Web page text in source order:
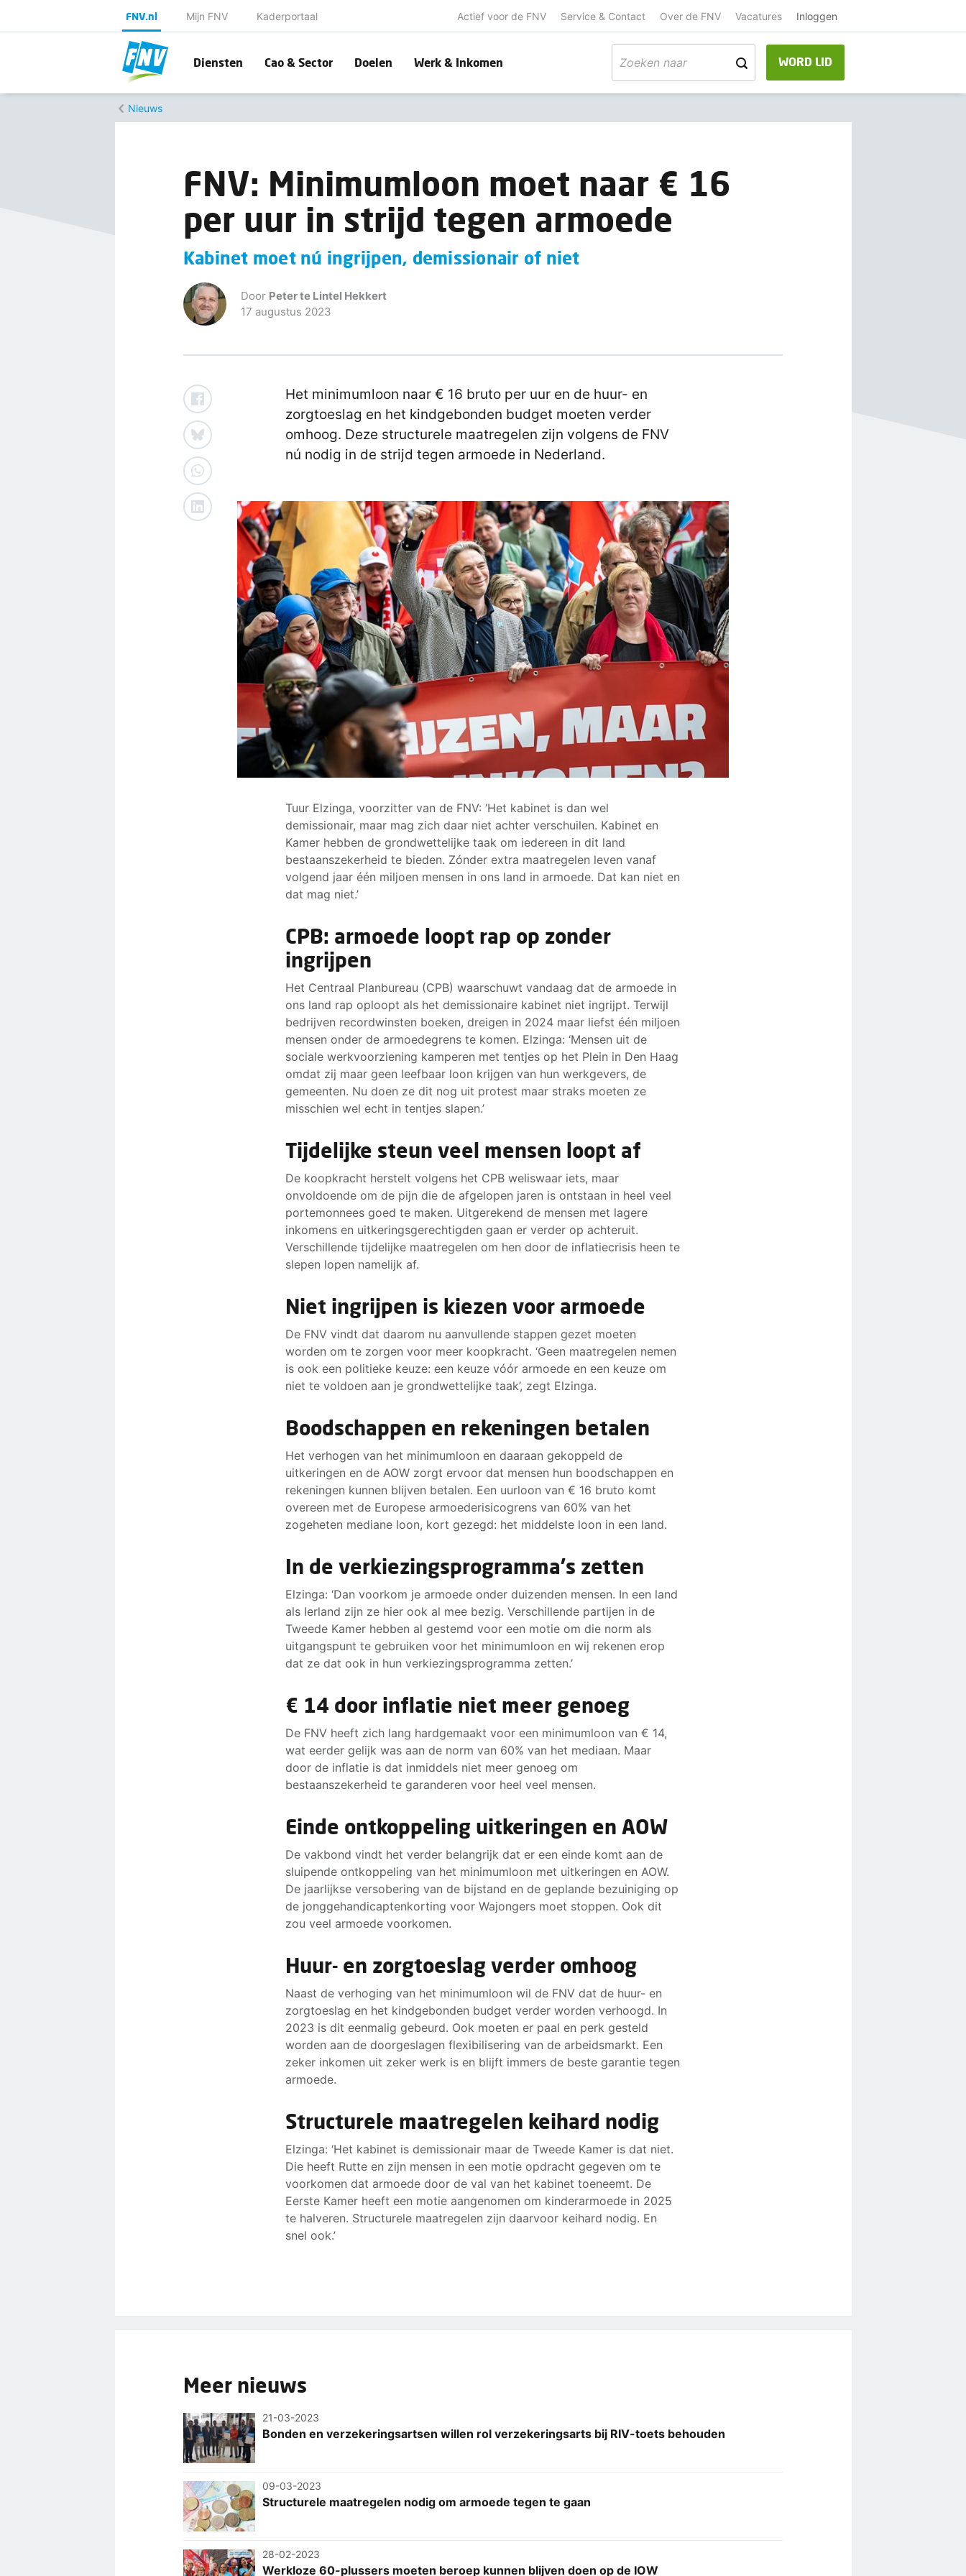
FNV.nl Mijn FNV Kaderportaal Actief voor de FNV Service & Contact Over de FNV Vacatures Inloggen
Diensten Cao & Sector Doelen Werk & Inkomen WORD LID
Nieuws
FNV: Minimumloon moet naar € 16
per uur in strijd tegen armoede
Kabinet moet nú ingrijpen, demissionair of niet
Door Peter te Lintel Hekkert
17 augustus 2023
Het minimumloon naar € 16 bruto per uur en de huur- en
zorgtoeslag en het kindgebonden budget moeten verder
omhoog. Deze structurele maatregelen zijn volgens de FNV
nú nodig in de strijd tegen armoede in Nederland.
Tuur Elzinga, voorzitter van de FNV: ‘Het kabinet is dan wel
demissionair, maar mag zich daar niet achter verschuilen. Kabinet en
Kamer hebben de grondwettelijke taak om iedereen in dit land
bestaanszekerheid te bieden. Zónder extra maatregelen leven vanaf
volgend jaar één miljoen mensen in ons land in armoede. Dat kan niet en
dat mag niet.’
CPB: armoede loopt rap op zonder
ingrijpen
Het Centraal Planbureau (CPB) waarschuwt vandaag dat de armoede in
ons land rap oploopt als het demissionaire kabinet niet ingrijpt. Terwijl
bedrijven recordwinsten boeken, dreigen in 2024 maar liefst één miljoen
mensen onder de armoedegrens te komen. Elzinga: ‘Mensen uit de
sociale werkvoorziening kamperen met tentjes op het Plein in Den Haag
omdat zij maar geen leefbaar loon krijgen van hun werkgevers, de
gemeenten. Nu doen ze dit nog uit protest maar straks moeten ze
misschien wel echt in tentjes slapen.’
Tijdelijke steun veel mensen loopt af
De koopkracht herstelt volgens het CPB weliswaar iets, maar
onvoldoende om de pijn die de afgelopen jaren is ontstaan in heel veel
portemonnees goed te maken. Uitgerekend de mensen met lagere
inkomens en uitkeringsgerechtigden gaan er verder op achteruit.
Verschillende tijdelijke maatregelen om hen door de inflatiecrisis heen te
slepen lopen namelijk af.
Niet ingrijpen is kiezen voor armoede
De FNV vindt dat daarom nu aanvullende stappen gezet moeten
worden om te zorgen voor meer koopkracht. ‘Geen maatregelen nemen
is ook een politieke keuze: een keuze vóór armoede en een keuze om
niet te voldoen aan je grondwettelijke taak’, zegt Elzinga.
Boodschappen en rekeningen betalen
Het verhogen van het minimumloon en daaraan gekoppeld de
uitkeringen en de AOW zorgt ervoor dat mensen hun boodschappen en
rekeningen kunnen blijven betalen. Een uurloon van € 16 bruto komt
overeen met de Europese armoederisicogrens van 60% van het
zogeheten mediane loon, kort gezegd: het middelste loon in een land.
In de verkiezingsprogramma's zetten
Elzinga: ‘Dan voorkom je armoede onder duizenden mensen. In een land
als Ierland zijn ze hier ook al mee bezig. Verschillende partijen in de
Tweede Kamer hebben al gestemd voor een motie om die norm als
uitgangspunt te gebruiken voor het minimumloon en wij rekenen erop
dat ze dat ook in hun verkiezingsprogramma zetten.’
€ 14 door inflatie niet meer genoeg
De FNV heeft zich lang hardgemaakt voor een minimumloon van € 14,
wat eerder gelijk was aan de norm van 60% van het mediaan. Maar
door de inflatie is dat inmiddels niet meer genoeg om
bestaanszekerheid te garanderen voor heel veel mensen.
Einde ontkoppeling uitkeringen en AOW
De vakbond vindt het verder belangrijk dat er een einde komt aan de
sluipende ontkoppeling van het minimumloon met uitkeringen en AOW.
De jaarlijkse versobering van de bijstand en de geplande bezuiniging op
de jonggehandicaptenkorting voor Wajongers moet stoppen. Ook dit
zou veel armoede voorkomen.
Huur- en zorgtoeslag verder omhoog
Naast de verhoging van het minimumloon wil de FNV dat de huur- en
zorgtoeslag en het kindgebonden budget verder worden verhoogd. In
2023 is dit eenmalig gebeurd. Ook moeten er paal en perk gesteld
worden aan de doorgeslagen flexibilisering van de arbeidsmarkt. Een
zeker inkomen uit zeker werk is en blijft immers de beste garantie tegen
armoede.
Structurele maatregelen keihard nodig
Elzinga: ‘Het kabinet is demissionair maar de Tweede Kamer is dat niet.
Die heeft Rutte en zijn mensen in een motie opdracht gegeven om te
voorkomen dat armoede door de val van het kabinet toeneemt. De
Eerste Kamer heeft een motie aangenomen om kinderarmoede in 2025
te halveren. Structurele maatregelen zijn daarvoor keihard nodig. En
snel ook.’
Meer nieuws
21-03-2023
Bonden en verzekeringsartsen willen rol verzekeringsarts bij RIV-toets behouden
09-03-2023
Structurele maatregelen nodig om armoede tegen te gaan
28-02-2023
Werkloze 60-plussers moeten beroep kunnen blijven doen op de IOW